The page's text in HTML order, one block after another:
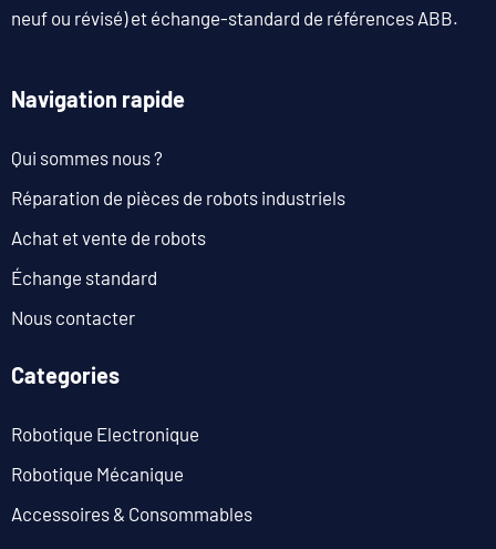
neuf ou révisé) et échange-standard de références ABB.
Navigation rapide
Qui sommes nous ?
Réparation de pièces de robots industriels
Achat et vente de robots
Échange standard
Nous contacter
Categories
Robotique Electronique
Robotique Mécanique
Accessoires & Consommables